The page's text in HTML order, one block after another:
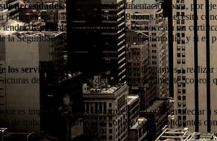
necesidades.Si necesita documentación para, por
poder en un plazo máximo de 48 horas. Si necesita
tendrá disponibles en sus oficinas. Si necesita un
la Seguridad Social, lo tendrá en el mismo día, y si es
los servicios contratados.No nos limitamos a realizar
de conceptos no deducibles fiscalmente,
es importante detectar errores, que puedan afectar a
de trabajo estandarizadas con los correspondientes